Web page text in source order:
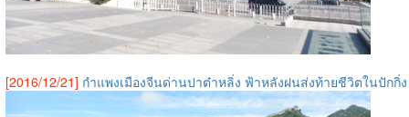
[2016/12/21] กำแพงเมืองจีนด่านปาต๋าหลิ่ง ฟ้าหลังฝนส่งท้ายชีวิตในปักกิ่ง